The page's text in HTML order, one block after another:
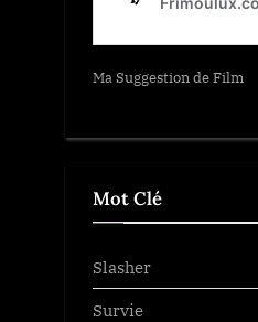
Ma Suggestion de Film
Mot Clé
Slasher
Survie